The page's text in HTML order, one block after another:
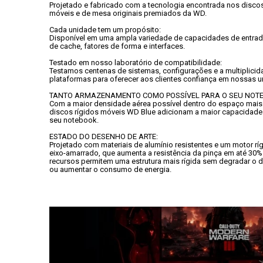
Projetado e fabricado com a tecnologia encontrada nos
móveis e de mesa originais premiados da WD.
Cada unidade tem um propósito:
Disponível em uma ampla variedade de capacidades de
de cache, fatores de forma e interfaces.
Testado em nosso laboratório de compatibilidade:
Testamos centenas de sistemas, configurações e a
plataformas para oferecer aos clientes confiança em nossas
TANTO ARMAZENAMENTO COMO POSSÍVEL PARA O SEU
Com a maior densidade aérea possível dentro do espaço
discos rígidos móveis WD Blue adicionam a maior
seu notebook.
ESTADO DO DESENHO DE ARTE:
Projetado com materiais de alumínio resistentes e um motor
eixo-amarrado, que aumenta a resistência da pinça em até
recursos permitem uma estrutura mais rígida sem degradar o
ou aumentar o consumo de energia.